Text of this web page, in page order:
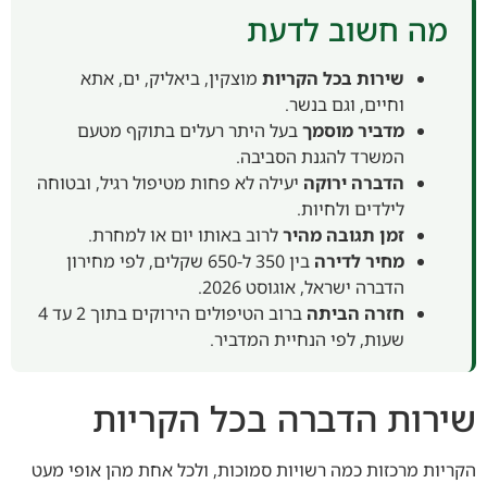
מה חשוב לדעת
שירות בכל הקריות מוצקין, ביאליק, ים, אתא
וחיים, וגם בנשר.
מדביר מוסמךבעל היתר רעלים בתוקף מטעם
המשרד להגנת הסביבה.
הדברה ירוקה יעילה לא פחות מטיפול רגיל, ובטוחה
לילדים ולחיות.
זמן תגובה מהירלרוב באותו יום או למחרת.
מחיר לדירה
בין 350 ל-650 שקלים, לפי מחירון
הדברה ישראל, אוגוסט 2026.
חזרה הביתה
ברוב הטיפולים הירוקים בתוך 2 עד 4
שעות, לפי הנחיית המדביר.
שירות הדברה בכל הקריות
הקריות מרכזות כמה רשויות סמוכות, ולכל אחת מהן אופי מעט